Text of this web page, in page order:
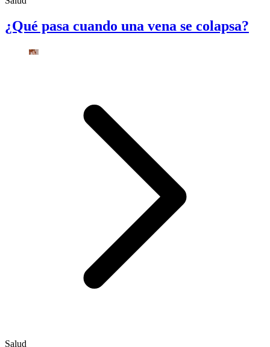
¿Qué pasa cuando una vena se colapsa?
Salud